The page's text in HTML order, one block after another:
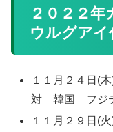
２０２２
ウルグアイ
１１月２４日(
対 韓国 フジ
１１月２９日(